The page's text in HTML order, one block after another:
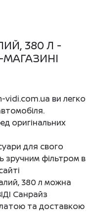
380 Л -
vidi.com.ua ви легко
оригінальних
для свого
зручним фільтром в
380 л можна
Санрайз
та доставкою